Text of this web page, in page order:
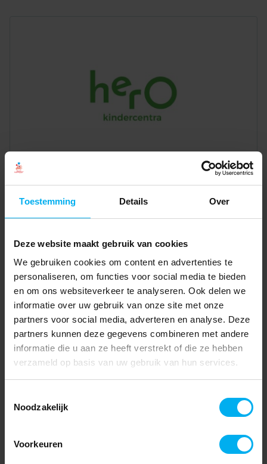
Toestemming Details Over
Deze website maakt gebruik van cookies
We gebruiken cookies om content en advertenties te
personaliseren, om functies voor social media te bieden
en om ons websiteverkeer te analyseren. Ook delen we
informatie over uw gebruik van onze site met onze
partners voor social media, adverteren en analyse. Deze
partners kunnen deze gegevens combineren met andere
informatie die u aan ze heeft verstrekt of die ze hebben
verzameld op basis van uw gebruik van hun services.
Noodzakelijk
Voorkeuren